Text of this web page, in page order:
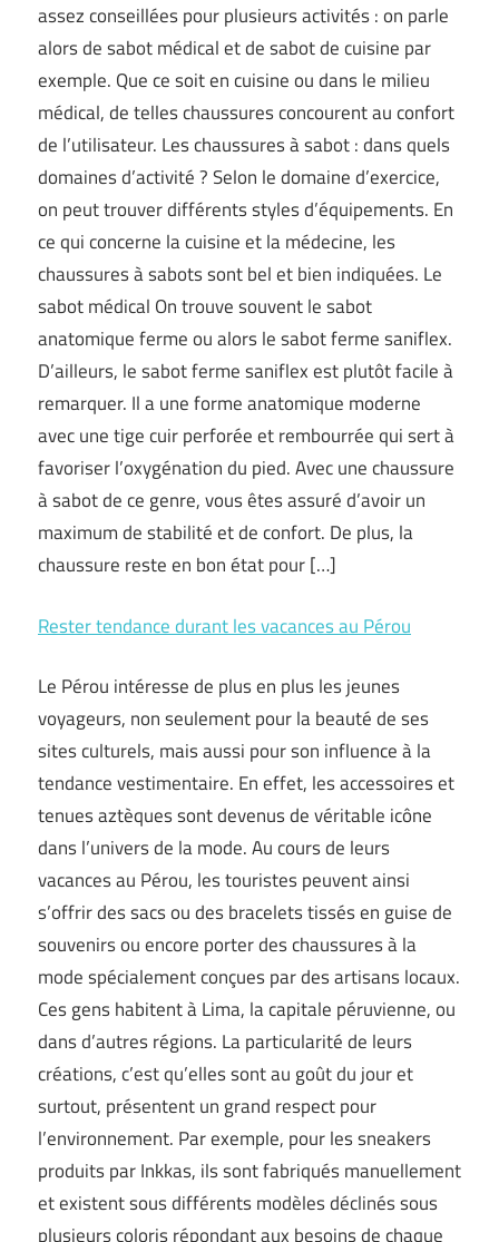
assez conseillées pour plusieurs activités : on parle
alors de sabot médical et de sabot de cuisine par
exemple. Que ce soit en cuisine ou dans le milieu
médical, de telles chaussures concourent au confort
de l’utilisateur. Les chaussures à sabot : dans quels
domaines d’activité ? Selon le domaine d’exercice,
on peut trouver différents styles d’équipements. En
ce qui concerne la cuisine et la médecine, les
chaussures à sabots sont bel et bien indiquées. Le
sabot médical On trouve souvent le sabot
anatomique ferme ou alors le sabot ferme saniflex.
D’ailleurs, le sabot ferme saniflex est plutôt facile à
remarquer. Il a une forme anatomique moderne
avec une tige cuir perforée et rembourrée qui sert à
favoriser l’oxygénation du pied. Avec une chaussure
à sabot de ce genre, vous êtes assuré d’avoir un
maximum de stabilité et de confort. De plus, la
chaussure reste en bon état pour […]
Rester tendance durant les vacances au Pérou
Le Pérou intéresse de plus en plus les jeunes
voyageurs, non seulement pour la beauté de ses
sites culturels, mais aussi pour son influence à la
tendance vestimentaire. En effet, les accessoires et
tenues aztèques sont devenus de véritable icône
dans l’univers de la mode. Au cours de leurs
vacances au Pérou, les touristes peuvent ainsi
s’offrir des sacs ou des bracelets tissés en guise de
souvenirs ou encore porter des chaussures à la
mode spécialement conçues par des artisans locaux.
Ces gens habitent à Lima, la capitale péruvienne, ou
dans d’autres régions. La particularité de leurs
créations, c’est qu’elles sont au goût du jour et
surtout, présentent un grand respect pour
l’environnement. Par exemple, pour les sneakers
produits par Inkkas, ils sont fabriqués manuellement
et existent sous différents modèles déclinés sous
plusieurs coloris répondant aux besoins de chaque